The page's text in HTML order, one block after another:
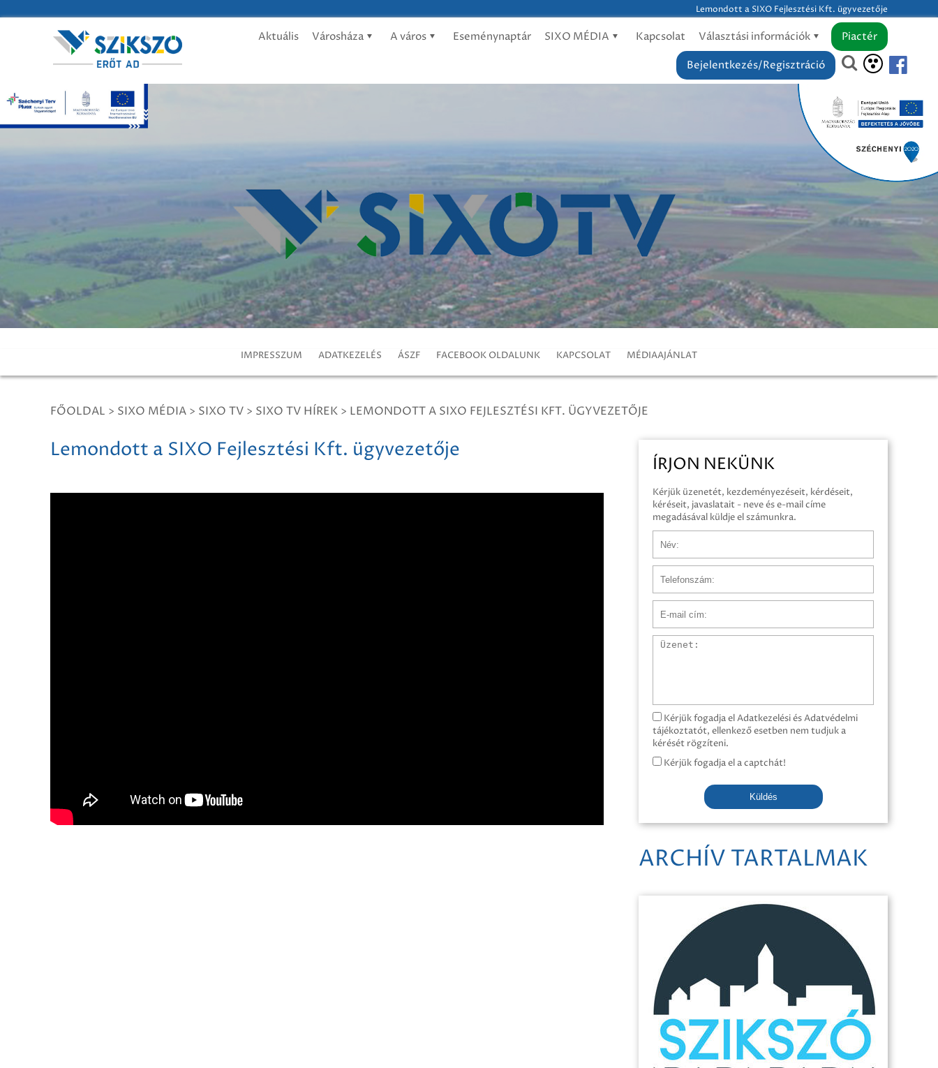
Lemondott a SIXO Fejlesztési Kft. ügyvezetője
Aktuális Városháza A város Eseménynaptár SIXO MÉDIA Kapcsolat Választási információk
Piactér
Bejelentkezés/Regisztráció
IMPRESSZUM ADATKEZELÉS ÁSZF FACEBOOK OLDALUNK KAPCSOLAT MÉDIAAJÁNLAT
FŐOLDAL > SIXO MÉDIA > SIXO TV > SIXO TV HÍREK > LEMONDOTT A SIXO FEJLESZTÉSI KFT. ÜGYVEZETŐJE
Lemondott a SIXO Fejlesztési Kft. ügyvezetője
ÍRJON NEKÜNK
Kérjük üzenetét, kezdeményezéseit, kérdéseit,
kéréseit, javaslatait - neve és e-mail címe
megadásával küldje el számunkra.
Üzenet
Kérjük fogadja el Adatkezelési és Adatvédelmi
tájékoztatót, ellenkező esetben nem tudjuk a
kérését rögzíteni.
Kérjük fogadja el a captchát!
Küldés
ARCHÍV TARTALMAK